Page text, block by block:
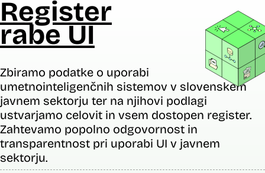
Register
rabe UI
Zbiramo podatke o uporabi
umetnointeligenčnih sistemov v slovenskem
javnem sektorju ter na njihovi podlagi
ustvarjamo celovit in vsem dostopen register.
Zahtevamo popolno odgovornost in
transparentnost pri uporabi UI v javnem
sektorju.